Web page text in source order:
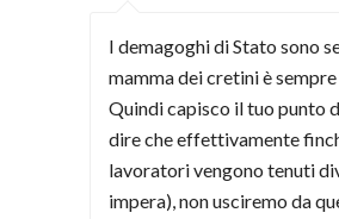
I demagoghi di Stato sono
mamma dei cretini è
Quindi capisco il tuo punto
dire che effettivamente
lavoratori vengono tenuti
impera), non usciremo da